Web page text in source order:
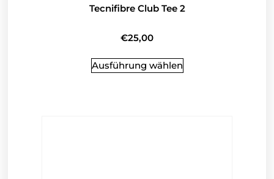
Tecnifibre Club Tee 2
€25,00
Ausführung wählen